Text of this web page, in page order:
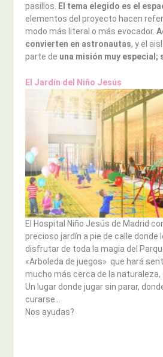
pasillos.
El tema elegido es el
elementos del proyecto hacen
modo más literal o más evocador.
convierten en astronautas, y el
parte de una misión muy especial;
El Jardín del Niño Jesús
El Hospital Niño Jesús de Madrid
precioso jardín a pie de calle donde
disfrutar de toda la magia del
«Arboleda de juegos» que hará
mucho más cerca de la naturaleza,
Un lugar donde jugar sin parar,
curarse…
Nos ayudas?